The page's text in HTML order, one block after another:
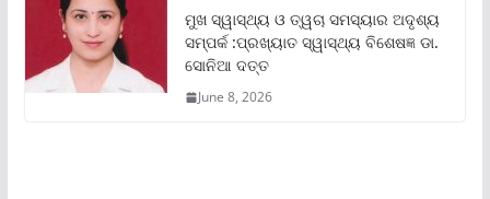
ମୁଖ ସ୍ୱାସ୍ଥ୍ୟ ଓ ତ୍ୱଚା ସମସ୍ୟାର ଅଦୃଶ୍ୟ
ସମ୍ପର୍କ :ପ୍ରଖ୍ୟାତ ସ୍ୱାସ୍ଥ୍ୟ ବିଶେଷଜ୍ଞ ଡା.
ସୋନିଆ ଦତ୍ତ
June 8, 2026